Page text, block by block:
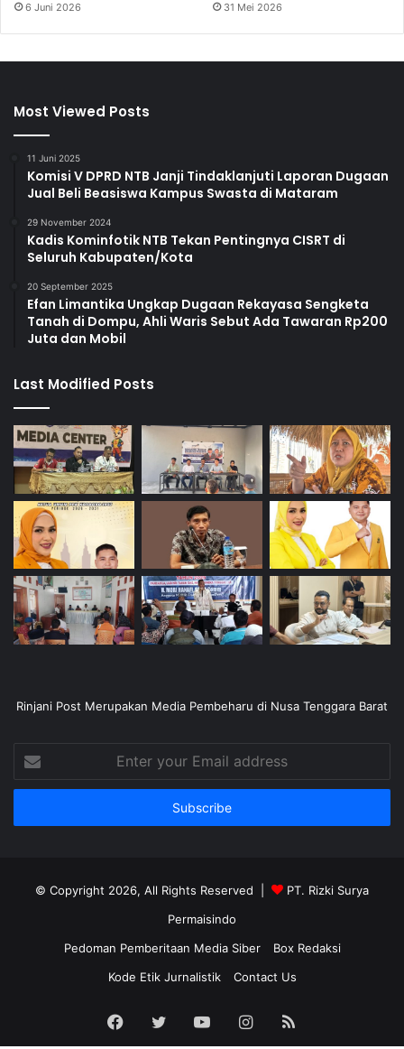
6 Juni 2026 31 Mei 2026
Most Viewed Posts
11 Juni 2025
Komisi V DPRD NTB Janji Tindaklanjuti Laporan Dugaan
Jual Beli Beasiswa Kampus Swasta di Mataram
29 November 2024
Kadis Kominfotik NTB Tekan Pentingnya CISRT di
Seluruh Kabupaten/Kota
20 September 2025
Efan Limantika Ungkap Dugaan Rekayasa Sengketa
Tanah di Dompu, Ahli Waris Sebut Ada Tawaran Rp200
Juta dan Mobil
Last Modified Posts
Rinjani Post Merupakan Media Pembeharu di Nusa Tenggara Barat
your
Email
© Copyright 2026, All Rights Reserved |
PT. Rizki Surya
Permaisindo
Pedoman Pemberitaan Media Siber
Box Redaksi
Kode Etik Jurnalistik
Contact Us
Facebook
Twitter YouTubeInstagram